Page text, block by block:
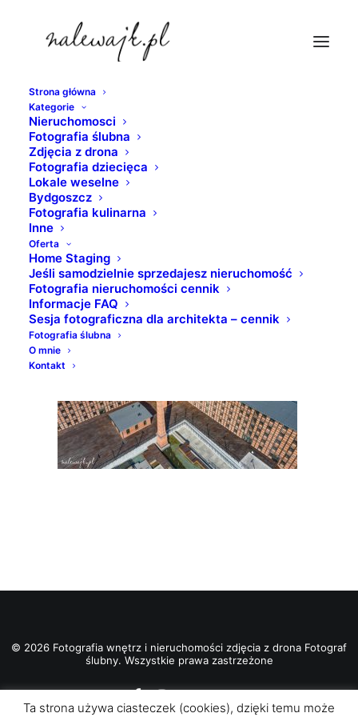
Strona główna
Kategorie
Nieruchomosci
Fotografia ślubna
Zdjęcia z drona
Fotografia dziecięca
Lokale weselne
Bydgoszcz
Fotografia kulinarna
Inne
Oferta
Home Staging
Jeśli samodzielnie sprzedajesz nieruchomość
Fotografia nieruchomości cennik
Informacje FAQ
Sesja fotograficzna dla architekta – cennik
Fotografia ślubna
O mnie
Kontakt
zdjecia-dronowe-bydgoszcz
Strona Główna
Młyny Rothera | Wyspa Młyńska | Bydgoszcz | Zdjęcia
nieruchomości z drona
© 2026 Fotografia wnętrz i nieruchomości zdjęcia z drona Fotograf
ślubny. Wszystkie prawa zastrzeżone
Ta strona używa ciasteczek (cookies), dzięki temu może